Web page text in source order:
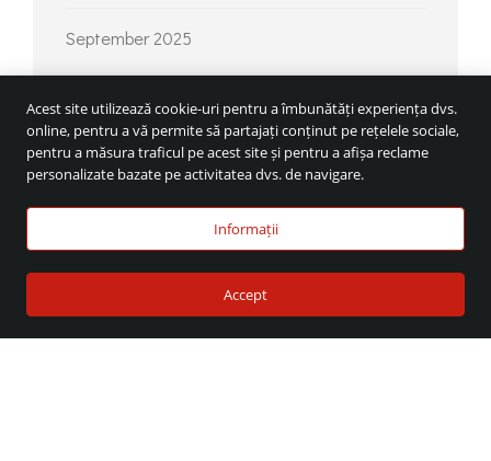
September 2025
June 2025
September 2021
June 2021
April 2021
March 2021
Acest site utilizează cookie-uri pentru a îmbunătăți experiența dvs.
online, pentru a vă permite să partajați conținut pe rețelele sociale,
pentru a măsura traficul pe acest site și pentru a afișa reclame
personalizate bazate pe activitatea dvs. de navigare.
Informații
Accept